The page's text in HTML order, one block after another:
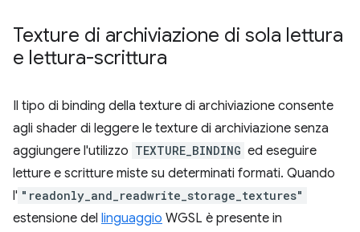
Texture di archiviazione di sola lettura
e lettura-scrittura
Il tipo di binding della texture di archiviazione consente
agli shader di leggere le texture di archiviazione senza
aggiungere l'utilizzo TEXTURE_BINDING ed eseguire
letture e scritture miste su determinati formati. Quando
l' "readonly_and_readwrite_storage_textures"
estensione del linguaggio WGSL è presente in